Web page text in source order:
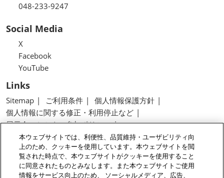
048-233-9247
Social Media
X
Facebook
YouTube
Links
Sitemap ご利用条件
個人情報保護方針
個人情報に関する修正・利用停止など
展示会・セミナー参加ポリシー
特定商取引法に基づく表示
カスタマーハラスメントに対する基本方針
クッキーポリシー
クッキーの設定
本ウェブサイトでは、利便性、品質維持・ユーザビリティ向
上のため、クッキーを使用しています。本ウェブサイトを閲
覧された時点で、本ウェブサイトがクッキーを使用すること
に同意されたものとみなします。また本ウェブサイトご使用
情報をサービス向上のため、 ソーシャルメディア、広告、